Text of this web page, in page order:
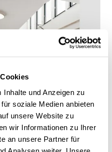
und Anzeigen zu
soziale Medien anbieten
unsere Website zu
wir Informationen zu Ihrer
an unsere Partner für